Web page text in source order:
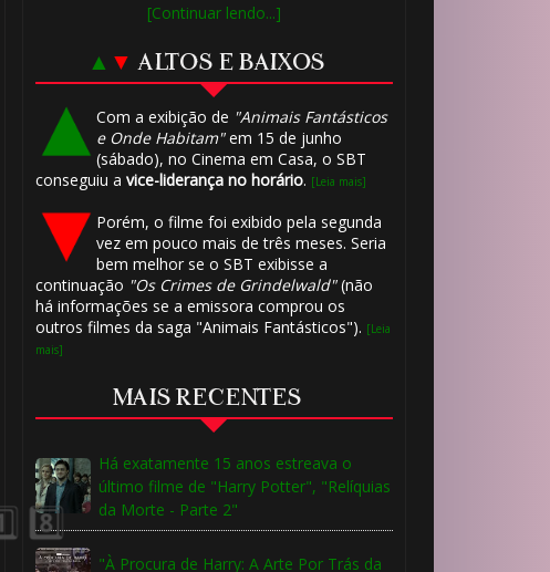
[Continuar lendo...]
▲ ▼ ALTOS E BAIXOS
Com a exibição de "Animais Fantásticos
e Onde Habitam"em 15 de junho
(sábado), no Cinema em Casa, o SBT
conseguiu a vice-liderança no horário. [Leia mais]
Porém, o filme foi exibido pela segunda
vez em pouco mais de três meses. Seria
bem melhor se o SBT exibisse a
continuação "Os Crimes de Grindelwald"(não
há informações se a emissora comprou os
outros filmes da saga "Animais Fantásticos"). [Leia
mais]
MAIS RECENTES
Há exatamente 15 anos estreava o
último filme de "Harry Potter", "Relíquias
da Morte - Parte 2"
"À Procura de Harry: A Arte Por Trás da
⚡
🎈
🎂